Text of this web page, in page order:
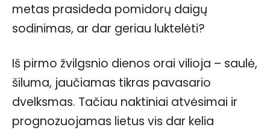
metas prasideda pomidorų daigų
sodinimas, ar dar geriau luktelėti?
Iš pirmo žvilgsnio dienos orai vilioja – saulė,
šiluma, jaučiamas tikras pavasario
dvelksmas. Tačiau naktiniai atvėsimai ir
prognozuojamas lietus vis dar kelia